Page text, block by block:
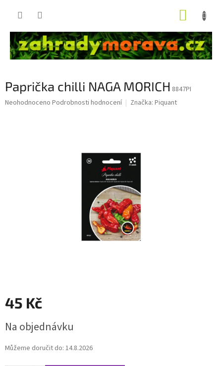
Paprička chilli NAGA MORICH 8847PI
Průměrné
Neohodnoceno Podrobnosti hodnocení Značka: Piquant
45 Kč
cena:
Na objednávku
Můžeme doručit do: 14.8.2026